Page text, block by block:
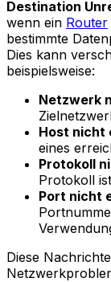
Destination
wenn ein Router
bestimmte
Dies kann
beispielsweise:
Netzwerk
Host nicht
eines
Protokoll
Protokoll
Port nicht
Diese